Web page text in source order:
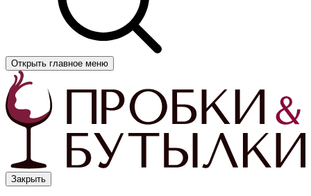
Открыть главное меню
Закрыть